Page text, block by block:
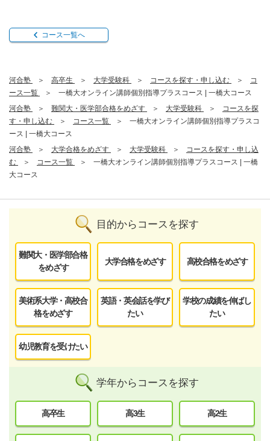
コース一覧へ
河合塾 高卒生 大学受験科 コースを探す・申し込む
コ
ース一覧
一橋大オンライン講師個別指導プラスコース | 一橋大コース
河合塾
難関大・医学部合格をめざす 大学受験科
コースを探
す・申し込む
コース一覧
一橋大オンライン講師個別指導プラスコ
ース | 一橋大コース
河合塾
大学合格をめざす 大学受験科
コースを探す・申し込
む
コース一覧
一橋大オンライン講師個別指導プラスコース | 一橋
大コース
目的からコースを探す
難関大・医学部合格
をめざす
大学合格をめざす 高校合格をめざす
美術系大学・高校合
格をめざす
英語・英会話を学び
たい
学校の成績を伸ばし
たい
幼児教育を受けたい
学年からコースを探す
高卒生 高3生 高2生